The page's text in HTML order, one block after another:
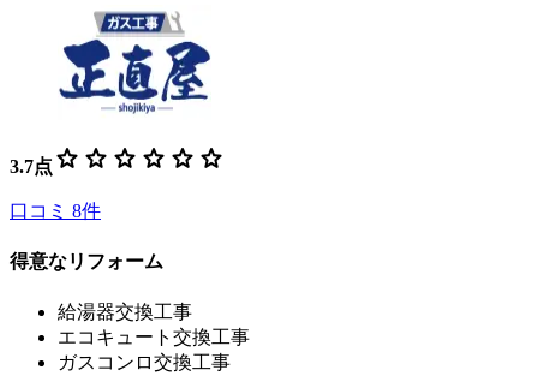
3.7点 star star star star star star
口コミ 8件
得意なリフォーム
給湯器交換工事
エコキュート交換工事
ガスコンロ交換工事